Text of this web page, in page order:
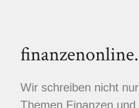
Wir schreiben nicht
Themen Finanzen